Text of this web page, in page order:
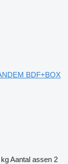
BDF+BOX
Aantal assen 2